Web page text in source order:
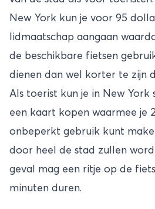
New York kun je voor 95
lidmaatschap aangaan
de beschikbare fietsen
dienen dan wel korter te zijn
Als toerist kun je in New York
een kaart kopen waarmee je
onbeperkt gebruik kunt
door heel de stad zullen
geval mag een ritje op de
minuten duren.